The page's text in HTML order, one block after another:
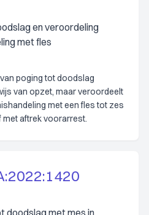
en veroordeling
met fles
poging tot doodslag
van opzet, maar veroordeelt
met een fles tot zes
aftrek voorarrest.
doodslag met mes in